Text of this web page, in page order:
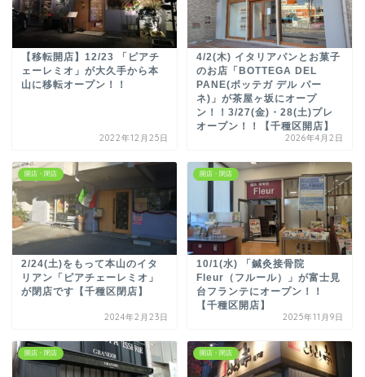
【移転開店】12/23 「ピアチ
ェーレミオ」が大久手から本
山に移転オープン！！
2022年12月25日
4/2(木) イタリアパンとお菓子
のお店「BOTTEGA DEL
PANE(ボッテガ デル パー
ネ)」が茶屋ヶ坂にオープ
ン！！3/27(金)・28(土)プレ
オープン！！【千種区開店】
2026年4月2日
開店・閉店
2/24(土)をもって本山のイタ
リアン「ピアチェーレミオ」
が閉店です【千種区閉店】
2024年2月23日
開店・閉店
10/1(水) 「鍼灸接骨院
Fleur（フルール）」が富士見
台フランテにオープン！！
【千種区開店】
2025年11月9日
開店・閉店 開店・閉店